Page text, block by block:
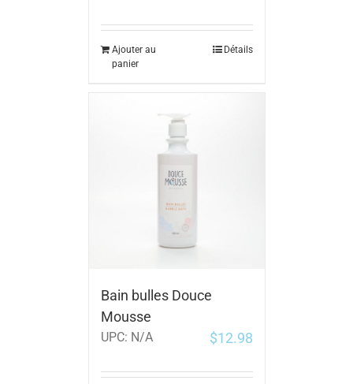
Ajouter au
panier
Détails
Bain bulles Douce
Mousse
UPC: N/A $12.98